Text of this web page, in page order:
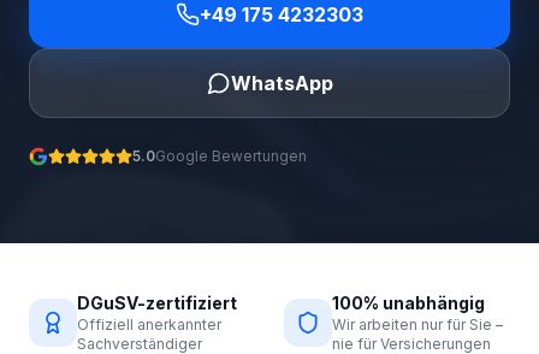
+49 175 4232303
WhatsApp
5.0Google Bewertungen
DGuSV-zertifiziert
Offiziell anerkannter
Sachverständiger
100% unabhängig
Wir arbeiten nur für Sie –
nie für Versicherungen